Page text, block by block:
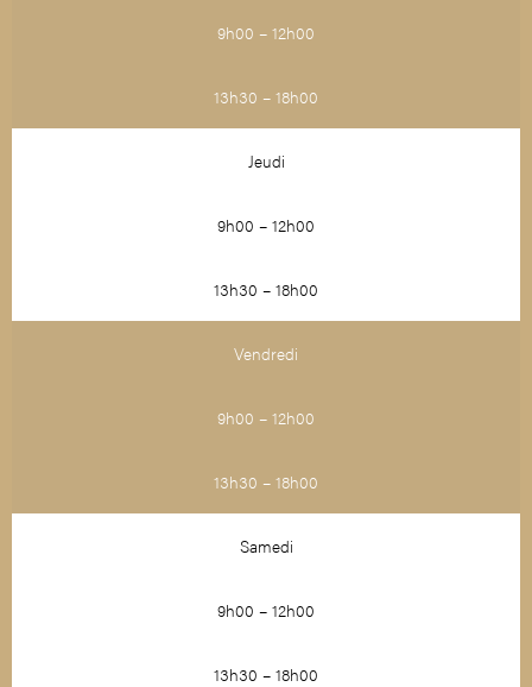
9h00 – 12h00
13h30 – 18h00
Jeudi
9h00 – 12h00
13h30 – 18h00
Vendredi
9h00 – 12h00
13h30 – 18h00
Samedi
9h00 – 12h00
13h30 – 18h00